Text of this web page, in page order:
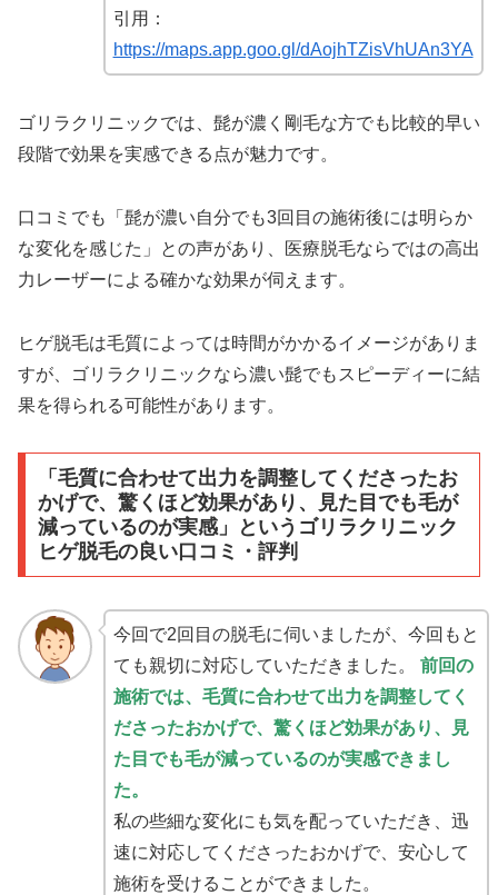
引用：
https://maps.app.goo.gl/dAojhTZisVhUAn3YA
ゴリラクリニックでは、髭が濃く剛毛な方でも比較的早い
段階で効果を実感できる点が魅力です。
口コミでも「髭が濃い自分でも3回目の施術後には明らか
な変化を感じた」との声があり、医療脱毛ならではの高出
力レーザーによる確かな効果が伺えます。
ヒゲ脱毛は毛質によっては時間がかかるイメージがありま
すが、ゴリラクリニックなら濃い髭でもスピーディーに結
果を得られる可能性があります。
「毛質に合わせて出力を調整してくださったお
かげで、驚くほど効果があり、見た目でも毛が
減っているのが実感」というゴリラクリニック
ヒゲ脱毛の良い口コミ・評判
今回で2回目の脱毛に伺いましたが、今回もと
ても親切に対応していただきました。 前回の
施術では、毛質に合わせて出力を調整してく
ださったおかげで、驚くほど効果があり、見
た目でも毛が減っているのが実感できまし
た。
私の些細な変化にも気を配っていただき、迅
速に対応してくださったおかげで、安心して
施術を受けることができました。